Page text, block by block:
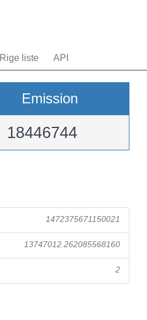
Rige liste API
Emission
18446744
1472375671150021
13747012.262085568160
2